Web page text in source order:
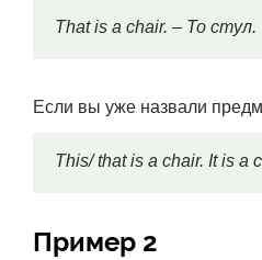
That is a chair. – То стул.
Если вы уже назвали
This/ that is a chair. It is
Пример 2